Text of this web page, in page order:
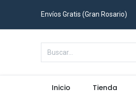
Envíos Gratis (Gran Rosario)
Inicio Tienda